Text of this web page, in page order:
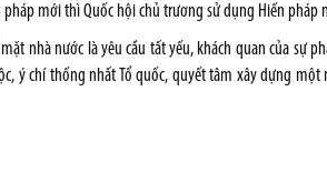
pháp mới thì Quốc hội chủ trương sử dụng Hiến pháp
nhà nước là yêu cầu tất yếu, khách quan của sự
ý chí thống nhất Tổ quốc, quyết tâm xây dựng một